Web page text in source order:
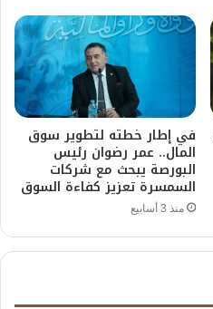
في إطار خطته لتطوير سوق
المال.. عمر رضوان رئيس
البورصة يبحث مع شركات
السمسرة تعزيز كفاءة السوق
منذ 3 أسابيع